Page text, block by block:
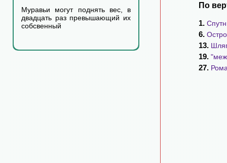
Муравьи могут поднять вес, в
двадцать раз превышающий их
собсвенный
По
1.
6.
13.
19.
27.